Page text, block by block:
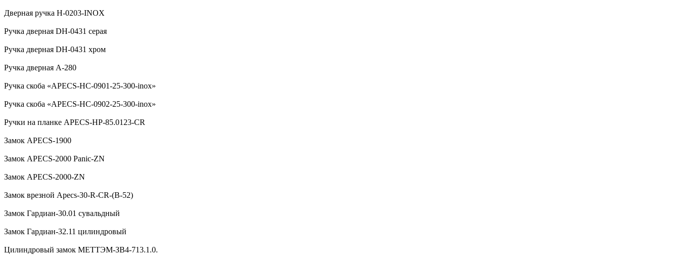
Дверная ручка H-0203-INOX
Ручка дверная DH-0431 серая
Ручка дверная DH-0431 хром
Ручка дверная А-280
Ручка скоба «APECS-HC-0901-25-300-inox»
Ручка скоба «APECS-HC-0902-25-300-inox»
Ручки на планке APECS-HP-85.0123-CR
Замок APECS-1900
Замок APECS-2000 Panic-ZN
Замок APECS-2000-ZN
Замок врезной Apecs-30-R-CR-(B-52)
Замок Гардиан-30.01 сувальдный
Замок Гардиан-32.11 цилиндровый
Цилиндровый замок МЕТТЭМ-ЗВ4-713.1.0.